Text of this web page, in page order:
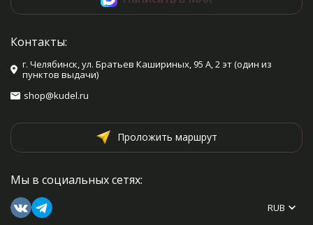
Контакты:
г. Челябинск, ул. Братьев Кашириных, 95 А, 2 эт (один из
пунктов выдачи)
shop@kudel.ru
Проложить маршрут
Мы в социальных сетях:
RUB